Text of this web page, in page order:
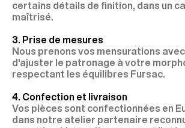
certains détails de finition, dans un
maîtrisé.
3. Prise de mesures
Nous prenons vos mensurations
d'ajuster le patronage à votre
respectant les équilibres Fursac.
4. Confection et livraison
Vos pièces sont confectionnées en
dans notre atelier partenaire